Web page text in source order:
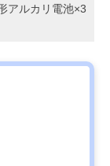
アルカリ電池×3